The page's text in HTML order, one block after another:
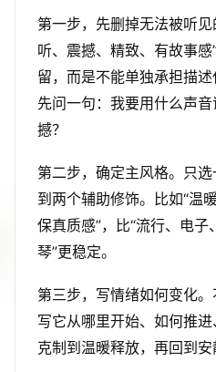
第一步，先删掉无法被听
听、震撼、精致、有故事
留，而是不能单独承担描述
先问一句：我要用什么声
撼？
第二步，确定主风格。只
到两个辅助修饰。比如“温
保真质感”，比“流行、电
琴”更稳定。
第三步，写情绪如何变化
写它从哪里开始、如何推
克制到温暖释放，再回到安